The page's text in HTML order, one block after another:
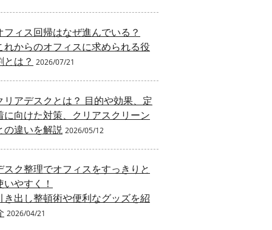
フィス回帰はなぜ進んでいる？
れからのオフィスに求められる役
とは？ 2026/07/21
リアデスクとは？ 目的や効果、定
に向けた対策、クリアスクリーン
の違いを解説 2026/05/12
スク整理でオフィスをすっきりと
いやすく！
き出し整頓術や便利なグッズを紹
2026/04/21